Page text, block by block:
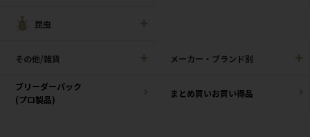
昆虫
その他/雑貨 メーカー・ブランド別
ブリーダーパック
(プロ製品)
まとめ買いお買い得品